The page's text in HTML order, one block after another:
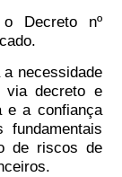
o Decreto nº
necessidade
via decreto e
e a confiança
fundamentais
de riscos de